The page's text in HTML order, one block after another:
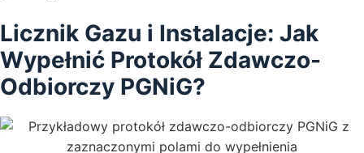
Licznik Gazu i Instalacje: Jak
Wypełnić Protokół Zdawczo-
Odbiorczy PGNiG?